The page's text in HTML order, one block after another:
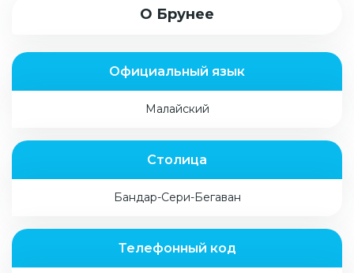
О Брунее
Официальный язык
Малайский
Столица
Бандар-Сери-Бегаван
Телефонный код